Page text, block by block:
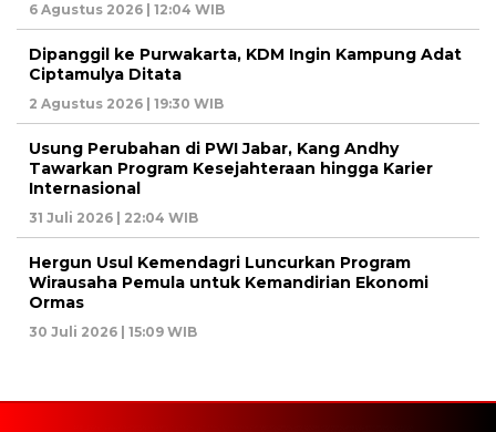
6 Agustus 2026 | 12:04 WIB
Dipanggil ke Purwakarta, KDM Ingin Kampung Adat
Ciptamulya Ditata
2 Agustus 2026 | 19:30 WIB
Usung Perubahan di PWI Jabar, Kang Andhy
Tawarkan Program Kesejahteraan hingga Karier
Internasional
31 Juli 2026 | 22:04 WIB
Hergun Usul Kemendagri Luncurkan Program
Wirausaha Pemula untuk Kemandirian Ekonomi
Ormas
30 Juli 2026 | 15:09 WIB